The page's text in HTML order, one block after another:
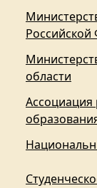
области
Ассоциация